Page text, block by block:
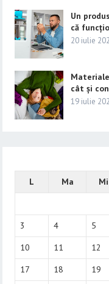
Un
că
20 iulie
cât și
19 iulie
L
Ma Mi
3
4 5
10
11 12
17
18 19